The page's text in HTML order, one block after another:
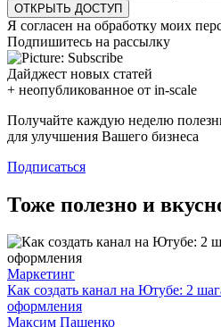
ОТКРЫТЬ ДОСТУП
Я согласен на обработку моих
Подпишитесь на рассылку
Дайджест новых статей
+ неопубликованное от in-scale
Получайте каждую неделю
для улучшения Вашего бизнеса
Подписаться
Тоже полезно и
Маркетинг
Как создать канал на Ютубе: 2
оформления
Максим Пащенко